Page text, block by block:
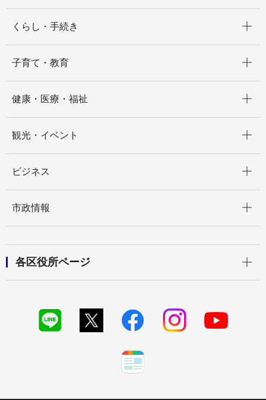
くらし・手続き
子育て・教育
健康・医療・福祉
観光・イベント
ビジネス
市政情報
各区役所ページ